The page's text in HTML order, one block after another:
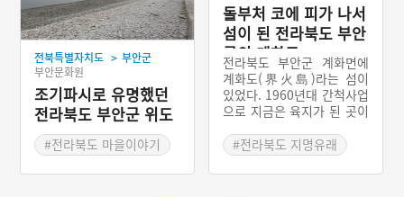
전북특별자치도 > 부안군
부안문화원
조기파시로 유명했던
전라북도 부안군 위도
면 파시촌
#전라북도 마을이야기
돌부처 코에 피가 나서
섬이 된 전라북도 부안
군의 계화도
전라북도 부안군 계화면에
계화도(界火島)라는 섬이
있었다. 1960년대 간척사업
으로 지금은 육지가 된 곳이
이에 돌부처가 한 개 있었
다. 나그네가 돌부처 콧구멍
에서 피가 나면 마을이 모두
#전라북도 지명유래